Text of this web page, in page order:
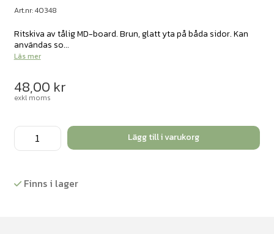
Art.nr: 40348
Ritskiva av tålig MD-board. Brun, glatt yta på båda sidor. Kan
användas so...
Läs mer
48,00 kr
exkl moms
Ritskiva
30x42
mängd
Lägg till i varukorg
Finns i lager